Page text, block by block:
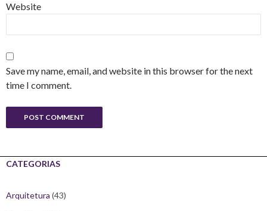
Website
Save my name, email, and website in this browser for the next
time I comment.
CATEGORIAS
Arquitetura (43)